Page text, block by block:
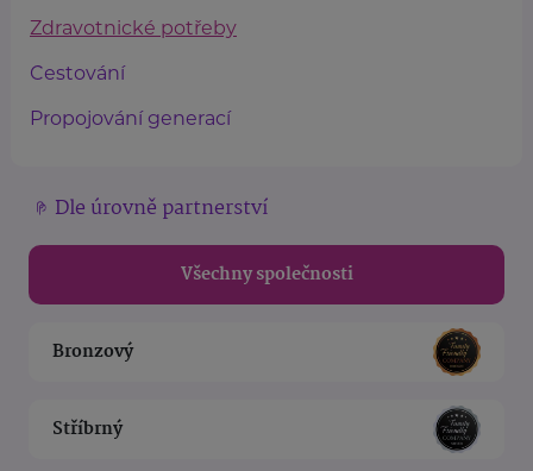
Zdravotnické potřeby
Cestování
Propojování generací
Dle úrovně partnerství
Všechny společnosti
Bronzový
Stříbrný